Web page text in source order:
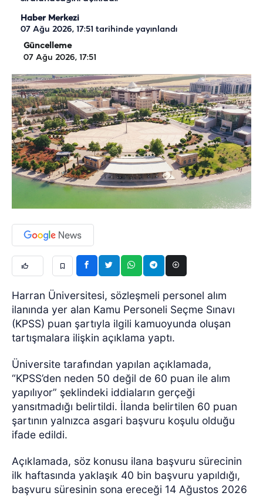
Haber Merkezi
07 Ağu 2026, 17:51 tarihinde yayınlandı
Güncelleme
07 Ağu 2026, 17:51
Harran Üniversitesi, sözleşmeli personel alım
ilanında yer alan Kamu Personeli Seçme Sınavı
(KPSS) puan şartıyla ilgili kamuoyunda oluşan
tartışmalara ilişkin açıklama yaptı.
Üniversite tarafından yapılan açıklamada,
“KPSS’den neden 50 değil de 60 puan ile alım
yapılıyor” şeklindeki iddiaların gerçeği
yansıtmadığı belirtildi. İlanda belirtilen 60 puan
şartının yalnızca asgari başvuru koşulu olduğu
ifade edildi.
Açıklamada, söz konusu ilana başvuru sürecinin
ilk haftasında yaklaşık 40 bin başvuru yapıldığı,
başvuru süresinin sona ereceği 14 Ağustos 2026